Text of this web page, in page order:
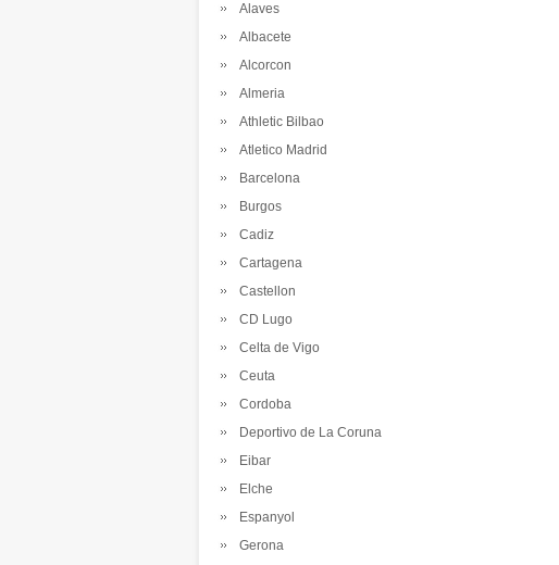
Alaves
Albacete
Alcorcon
Almeria
Athletic Bilbao
Atletico Madrid
Barcelona
Burgos
Cadiz
Cartagena
Castellon
CD Lugo
Celta de Vigo
Ceuta
Cordoba
Deportivo de La Coruna
Eibar
Elche
Espanyol
Gerona